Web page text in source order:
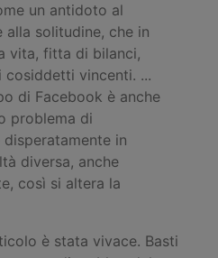
un antidoto al
alla solitudine, che in
vita, fitta di bilanci,
cosiddetti vincenti. ...
di Facebook è anche
problema di
in
diversa, anche
così si altera la
è stata vivace. Basti